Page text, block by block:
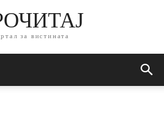
за вистината